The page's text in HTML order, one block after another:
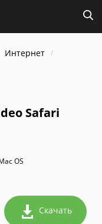
Интернет
Safari
OS
Скачать